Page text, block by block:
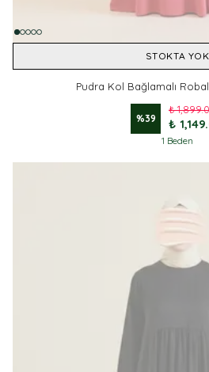
STOKTA YOK
Pudra Kol Bağlamalı
%39
₺
₺
1 Beden